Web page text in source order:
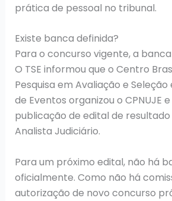
prática de pessoal no tribunal.
Existe banca definida?
Para o concurso vigente, a
O TSE informou que o Centro
Pesquisa em Avaliação e
de Eventos organizou o CPNUJE
publicação de edital de
Analista Judiciário.
Para um próximo edital, não há
oficialmente. Como não há
autorização de novo concurso